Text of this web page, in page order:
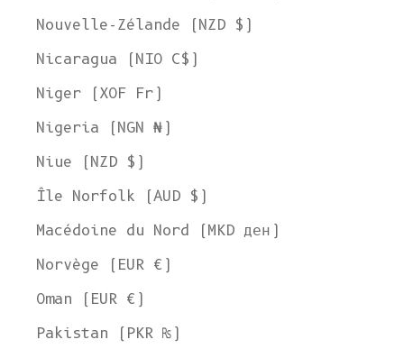
Nouvelle-Zélande (NZD $)
Nicaragua (NIO C$)
Niger (XOF Fr)
Nigeria (NGN ₦)
Niue (NZD $)
Île Norfolk (AUD $)
Macédoine du Nord (MKD ден)
Norvège (EUR €)
Oman (EUR €)
Pakistan (PKR ₨)